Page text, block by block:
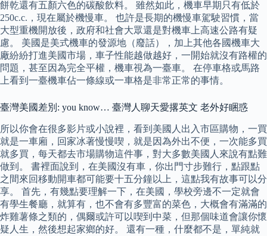
餅乾還有五顏六色的碳酸飲料。 雖然如此，機車早期只有低於
250c.c.，現在屬於機慢車。 也許是長期的機慢車駕駛習慣，當
大型重機開放後，政府和社會大眾還是對機車上高速公路有疑
慮。 美國是美式機車的發源地（廢話），加上其他各國機車大
廠紛紛打進美國市場，車子性能越做越好，一開始就沒有路權的
問題，甚至因為完全平權，機車視為一臺車。 在停車格或馬路
上看到一臺機車佔一條線或一車格是非常正常的事情。
臺灣美國差別: you know… 臺灣人聊天愛撂英文 老外好睏惑
所以你會在很多影片或小說裡，看到美國人出入市區購物，一買
就是一車廂，回家冰著慢慢喫，就是因為外出不便，一次能多買
就多買，每天都去市場購物這件事，對大多數美國人來說有點難
做到。 書裡面說到，在美國沒有車，你出門寸步難行，點跟點
之間來回移動開車都可能要十五分鐘以上，這點我有故事可以分
享。 首先，有幾點要理解一下，在美國，學校旁邊不一定就會
有學生餐廳，就算有，也不會有多豐富的菜色，大概會有滿滿的
炸雞薯條之類的，偶爾或許可以喫到中菜，但那個味道會讓你懷
疑人生，然後想起家鄉的好。 還有一種，什麼都不是，單純就